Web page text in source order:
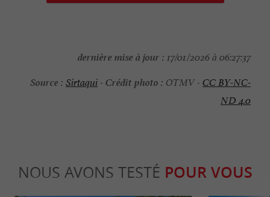
dernière mise à jour : 17/01/2026 à 06:27:37
Source : Sirtaqui-Crédit photo : OTMV -CC BY-NC-
ND 4.0
NOUS AVONS TESTÉ POUR VOUS